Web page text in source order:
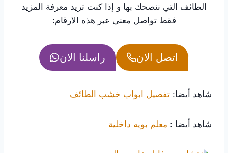
الطائف التي ننصحك بها و إذا كنت تريد معرفة المزيد
فقط تواصل معنى عبر هذه الارقام:
اتصل الان راسلنا الان
شاهد أيضا: تفصيل ابواب خشب الطائف
شاهد أيضا : معلم بويه داخلية